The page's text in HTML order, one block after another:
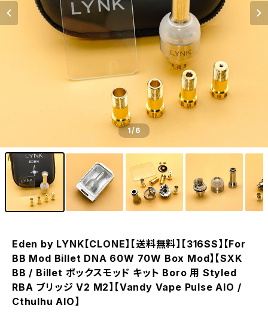
1/6
Eden by LYNK【CLONE】【送料無料】【316SS】【For
BB Mod Billet DNA 60W 70W Box Mod】【SXK
BB / Billet ボックスモッド キット Boro 用 Styled
RBA ブリッジ V2 M2】【Vandy Vape Pulse AIO /
Cthulhu AIO】